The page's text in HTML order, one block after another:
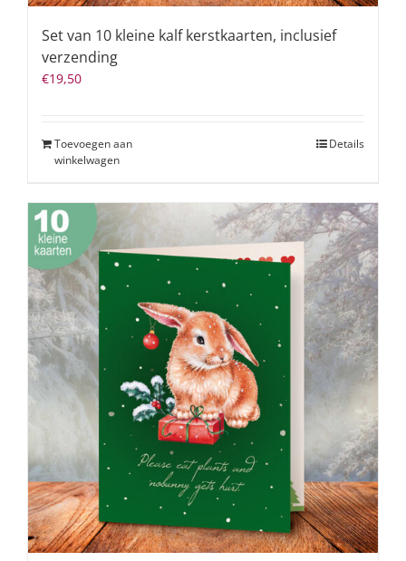
Set van 10 kleine kalf kerstkaarten, inclusief
verzending
€19,50
Toevoegen aan
winkelwagen
Details